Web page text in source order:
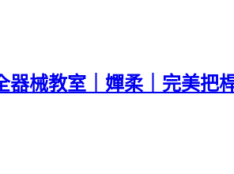
械教室｜嬋柔｜完美把